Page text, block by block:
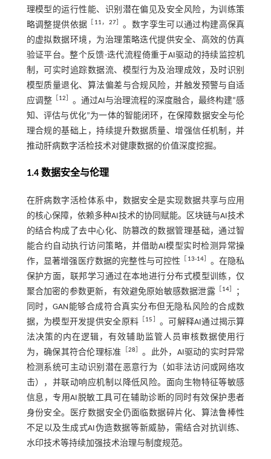
理模型的运行性能、识别潜在偏见及安全风险，为训练策
略调整提供依据
11， 27］ 。数字孪生可以通过构建高保真
的虚拟数据环境，为治理策略迭代提供安全、高效的仿真
验证平台。整个反馈-迭代流程倚重于AI驱动的持续监控机
制，可实时追踪数据流、模型行为及治理成效，及时识别
模型质量退化、算法偏差与合规风险，并触发预警与自适
应调整［ 12
。通过AI与治理流程的深度融合，最终构建“感
知、评估与优化”为一体的智能闭环，在保障数据安全与伦
理合规的基础上，持续提升数据质量、增强信任机制，并
推动肝病数字活检技术对健康数据的价值深度挖掘。
1.4 数据安全与伦理
在肝病数字活检体系中，数据安全是实现数据共享与应用
的核心保障，依赖多种AI技术的协同赋能。区块链与AI技术
的结合构成了去中心化、防篡改的数据管理基础，通过智
能合约自动执行访问策略，并借助AI模型实时检测异常操
作，显著增强医疗数据的完整性与可控性
13-14］ 。在隐私
保护方面，联邦学习通过在本地进行分布式模型训练，仅
聚合加密的参数更新，有效避免原始敏感数据泄露
14
；
同时，GAN能够合成符合真实分布但无隐私风险的合成数
据，为模型开发提供安全原料
15
。可解释AI通过揭示算
法决策的内在逻辑，有效辅助监管人员审核数据使用行
为，确保其符合伦理标准
28
。此外，AI驱动的实时异常
检测系统可主动识别潜在恶意行为（如非法访问或网络攻
击），并联动响应机制以降低风险。面向生物特征等敏感
信息，专用AI脱敏工具可在辅助诊断的同时有效保护患者
身份安全。医疗数据安全仍面临数据碎片化、算法鲁棒性
不足以及生成式AI伪造数据等新威胁，需结合对抗训练、
水印技术等持续加强技术治理与制度规范。